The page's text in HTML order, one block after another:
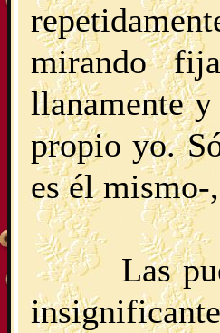
mirando
llanamente
propio yo.
es él mismo-
Las